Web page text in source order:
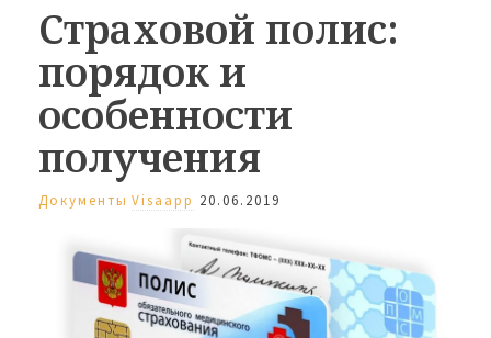
Страховой полис:
порядок и
особенности
получения
Документы Visaapp 20.06.2019